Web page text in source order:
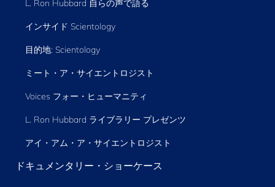
L. Ron Hubbard 自らの声で語る
インサイド Scientology
目的地: Scientology
ミート・ア・サイエントロジスト
Voices フォー・ヒューマニティ
L. Ron Hubbard ライブラリー プレゼンツ
アイ・アム・ア・サイエントロジスト
ドキュメンタリー・ショーケース